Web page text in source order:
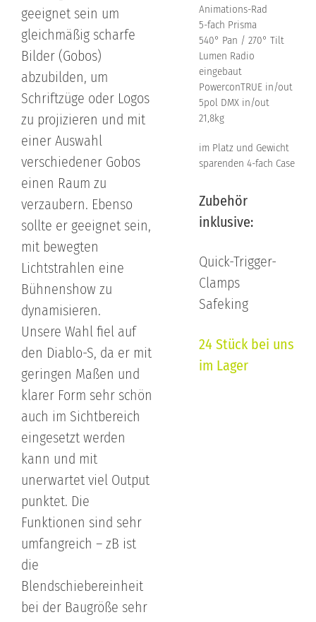
geeignet sein um
gleichmäßig scharfe
Bilder (Gobos)
abzubilden, um
Schriftzüge oder Logos
zu projizieren und mit
einer Auswahl
verschiedener Gobos
einen Raum zu
verzaubern. Ebenso
sollte er geeignet sein,
mit bewegten
Lichtstrahlen eine
Bühnenshow zu
dynamisieren.
Unsere Wahl fiel auf
den Diablo-S, da er mit
geringen Maßen und
klarer Form sehr schön
auch im Sichtbereich
eingesetzt werden
kann und mit
unerwartet viel Output
punktet. Die
Funktionen sind sehr
umfangreich – zB ist
die
Blendschiebereinheit
bei der Baugröße sehr
Animations-Rad
5-fach Prisma
540° Pan / 270° Tilt
Lumen Radio
eingebaut
PowerconTRUE in/out
5pol DMX in/out
21,8kg
im Platz und Gewicht
sparenden 4-fach Case
Zubehör
inklusive:
Quick-Trigger-
Clamps
Safeking
24 Stück bei uns
im Lager